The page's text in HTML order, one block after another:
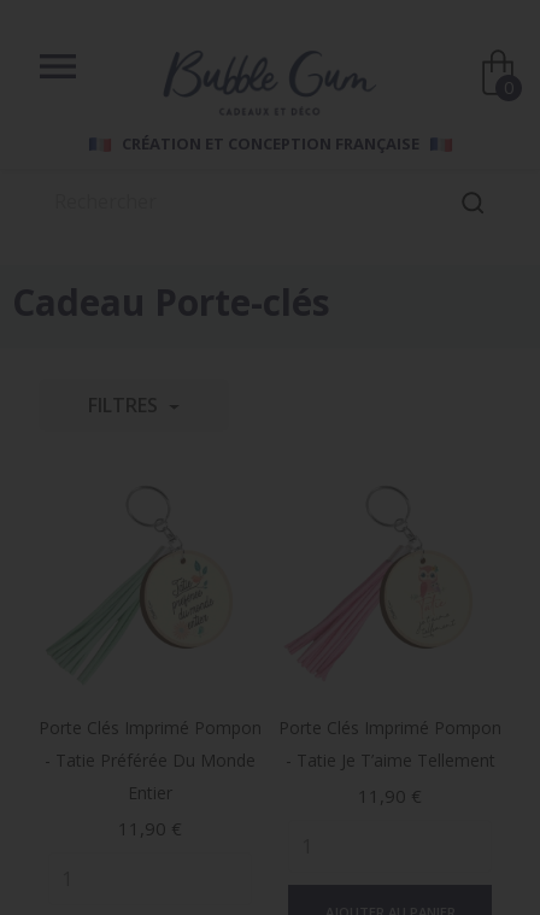
 0
CRÉATION ET CONCEPTION FRANÇAISE
Porte Clés Imprimé Pompon
- Tatie Préférée Du Monde
Entier
Prix
11,90 €
Porte Clés Imprimé Pompon
- Tatie Je T’aime Tellement
Prix
11,90 €